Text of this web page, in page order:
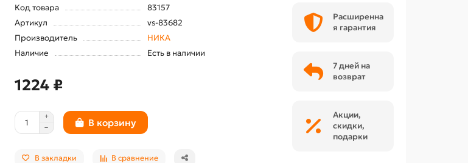
Код товара
83157
Артикул
vs-83682
Производитель
НИКА
Наличие
Есть в наличии
1224 ₽
В корзину
В закладки В сравнение
Расширенна
я гарантия
7 дней на
возврат
Акции,
скидки,
подарки